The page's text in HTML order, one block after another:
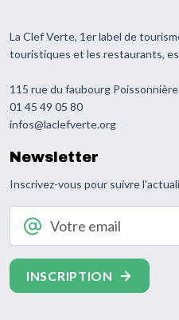
La Clef Verte, 1er label de
touristiques et les restaurants,
115 rue du faubourg
01 45 49 05 80
infos@laclefverte.org
Newsletter
Inscrivez-vous pour suivre